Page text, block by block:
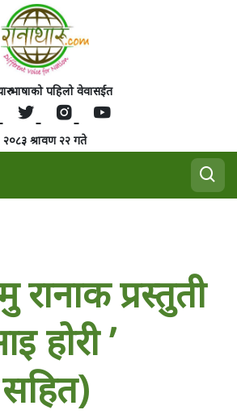
भाषाको पहिलो वेवासईत
२०८३ श्रावण २२ गते
रानाक प्रस्तुती
हाेरी ’